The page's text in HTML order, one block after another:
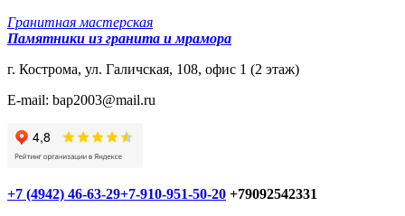
Гранитная мастерская
Памятники из гранита и мрамора
г. Кострома, ул. Галичская, 108, офис 1 (2 этаж)
E-mail: bap2003@mail.ru
+7 (4942) 46-63-29+7-910-951-50-20 +79092542331